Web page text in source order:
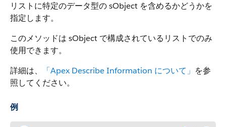
リストに特定のデータ型の sObject を含めるかどうかを
指定します。
このメソッドは sObject で構成されているリストでのみ
使用できます。
詳細は、
「Apex Describe Information について」 を参
照してください。
例